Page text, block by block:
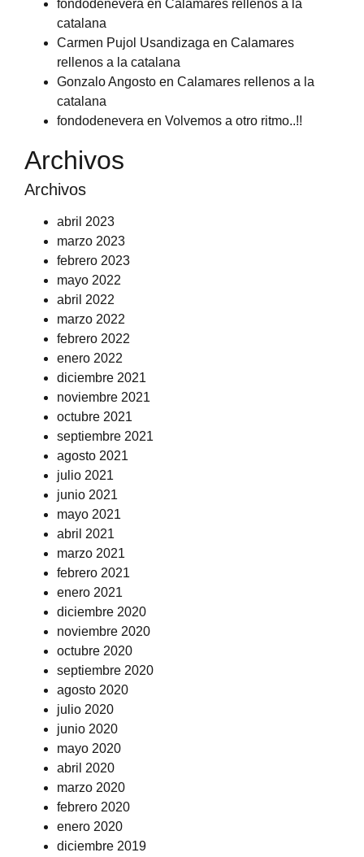
fondodenevera en Calamares rellenos a la
catalana
Carmen Pujol Usandizaga en Calamares
rellenos a la catalana
Gonzalo Angosto en Calamares rellenos a la
catalana
fondodenevera en Volvemos a otro ritmo..!!
Archivos
Archivos
abril 2023
marzo 2023
febrero 2023
mayo 2022
abril 2022
marzo 2022
febrero 2022
enero 2022
diciembre 2021
noviembre 2021
octubre 2021
septiembre 2021
agosto 2021
julio 2021
junio 2021
mayo 2021
abril 2021
marzo 2021
febrero 2021
enero 2021
diciembre 2020
noviembre 2020
octubre 2020
septiembre 2020
agosto 2020
julio 2020
junio 2020
mayo 2020
abril 2020
marzo 2020
febrero 2020
enero 2020
diciembre 2019